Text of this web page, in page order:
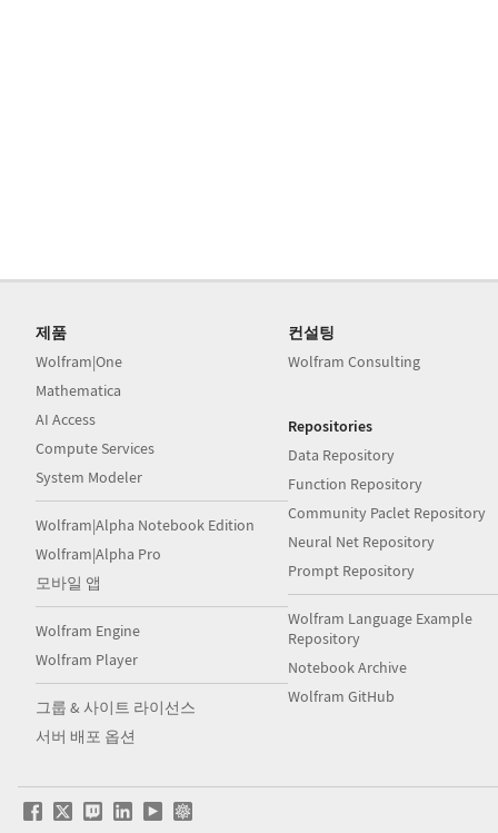
제품
Wolfram|One
Mathematica
AI Access
Compute Services
System Modeler
Wolfram|Alpha Notebook Edition
Wolfram|Alpha Pro
모바일 앱
Wolfram Engine
Wolfram Player
그룹 & 사이트 라이선스
서버 배포 옵션
컨설팅
Wolfram Consulting
Repositories
Data Repository
Function Repository
Community Paclet Repository
Neural Net Repository
Prompt Repository
Wolfram Language Example
Repository
Notebook Archive
Wolfram GitHub